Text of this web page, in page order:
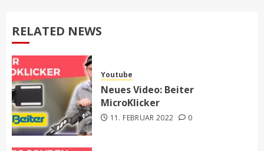
RELATED NEWS
Youtube
Neues Video: Beiter
MicroKlicker
11. FEBRUAR 2022 0